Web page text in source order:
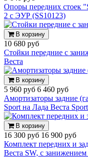
Опоры передних стоек
2 с ЭУР (SS10123)
В корзину
10 680 руб
Стойки передние с
Веста
В корзину
5 960 руб 6 460 руб
Амортизаторы задние
Sport на Лада Веста
В корзину
16 300 руб 16 900 руб
Комплект передних и
Веста SW, с